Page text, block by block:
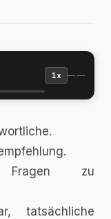
1x —:—
zu
tatsächliche